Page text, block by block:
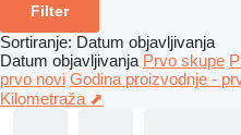
Filter
Sortiranje: Datum objavljivanja
Datum objavljivanja Prvo skupe
prvo novi Godina proizvodnje -
Kilometraža ⬈